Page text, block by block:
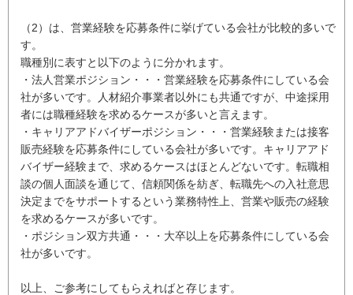
（2）は、営業経験を応募条件に挙げている会社が比較的多いで
す。
職種別に表すと以下のように分かれます。
・法人営業ポジション・・・営業経験を応募条件にしている会
社が多いです。人材紹介事業者以外にも共通ですが、中途採用
者には職種経験を求めるケースが多いと言えます。
・キャリアアドバイザーポジション・・・営業経験または接客
販売経験を応募条件にしている会社が多いです。キャリアアド
バイザー経験まで、求めるケースはほとんどないです。転職相
談の個人面談を通じて、信頼関係を紡ぎ、転職先への入社意思
決定までをサポートするという業務特性上、営業や販売の経験
を求めるケースが多いです。
・ポジション双方共通・・・大卒以上を応募条件にしている会
社が多いです。
以上、ご参考にしてもらえればと存じます。